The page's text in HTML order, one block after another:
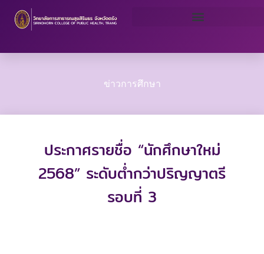
ข่าวการศึกษา
ประกาศรายชื่อ “นักศึกษาใหม่
2568” ระดับต่ำกว่าปริญญาตรี
รอบที่ 3